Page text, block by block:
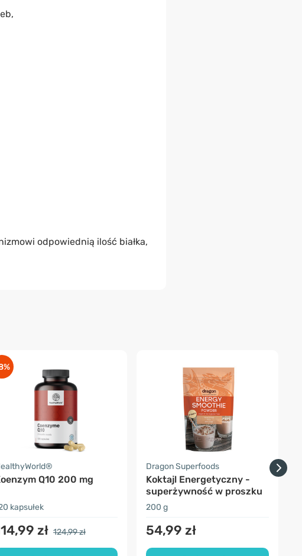
odpowiednią ilość białka,
Q10 200 mg
kapsułek
zł 124,99 zł
Dragon Superfoods
Koktajl Energetyczny -
superżywność w proszku
200 g
54,99 zł